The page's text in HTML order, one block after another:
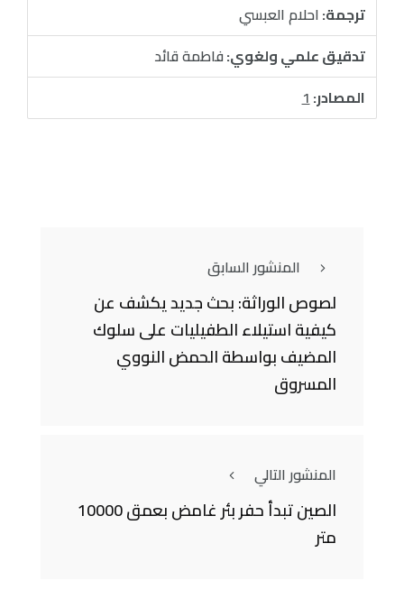
ترجمة:احلام العبسي
تدقيق علمي ولغوي:فاطمة قائد
المصادر:1
المنشور السابق
لصوص الوراثة: بحث جديد يكشف عن
كيفية استيلاء الطفيليات على سلوك
المضيف بواسطة الحمض النووي
المسروق
المنشور التالي
الصين تبدأ حفر بئر غامض بعمق 10000
متر